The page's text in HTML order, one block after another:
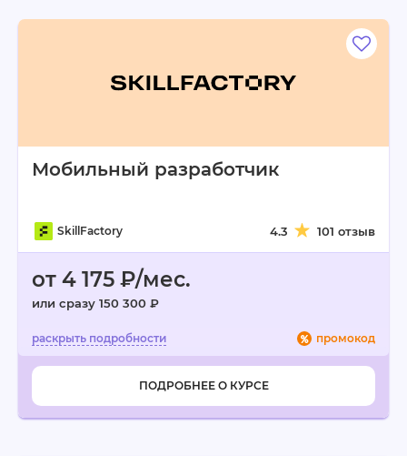
Мобильный разработчик
SkillFactory 4.3 101 отзыв
от 4 175 ₽/мес.
или сразу 150 300 ₽
промокод
ПОДРОБНЕЕ О КУРСЕ